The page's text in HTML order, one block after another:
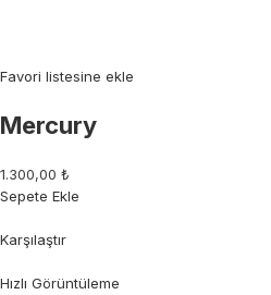
Favori listesine ekle
Mercury
1.300,00 ₺
Sepete Ekle
Karşılaştır
Hızlı Görüntüleme